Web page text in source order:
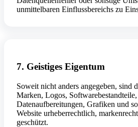
unmittelbaren Einflussbereichs zu
7. Geistiges Eigentum
Soweit nicht anders angegeben, sind
Marken, Logos,
Datenaufbereitungen, Grafiken und
Website urheberrechtlich,
geschützt.